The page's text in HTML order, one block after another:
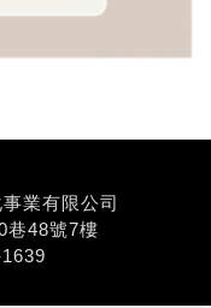
業有限公司
巷48號7樓